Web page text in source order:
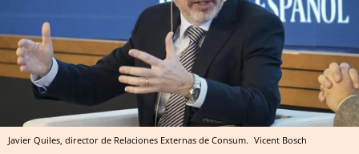
Javier Quiles, director de Relaciones Externas de Consum. Vicent Bosch